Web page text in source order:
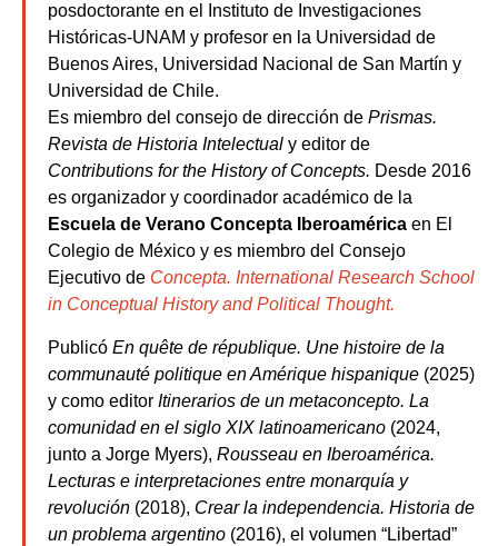
posdoctorante en el Instituto de Investigaciones
Históricas-UNAM y profesor en la Universidad de
Buenos Aires, Universidad Nacional de San Martín y
Universidad de Chile.
Es miembro del consejo de dirección de Prismas.
Revista de Historia Intelectual y editor de
Contributions for the History of Concepts. Desde 2016
es organizador y coordinador académico de la
Escuela de Verano Concepta Iberoamérica en El
Colegio de México y es miembro del Consejo
Ejecutivo de Concepta. International Research School
in Conceptual History and Political Thought.
Publicó En quête de république. Une histoire de la
communauté politique en Amérique hispanique (2025)
y como editor Itinerarios de un metaconcepto. La
comunidad en el siglo XIX latinoamericano (2024,
junto a Jorge Myers), Rousseau en Iberoamérica.
Lecturas e interpretaciones entre monarquía y
revolución (2018), Crear la independencia. Historia de
un problema argentino (2016), el volumen “Libertad”